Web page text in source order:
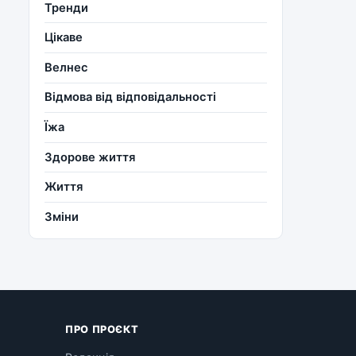
Тренди
Цікаве
Велнес
Відмова від відповідальності
Їжа
Здорове життя
Життя
Зміни
ПРО ПРОЄКТ